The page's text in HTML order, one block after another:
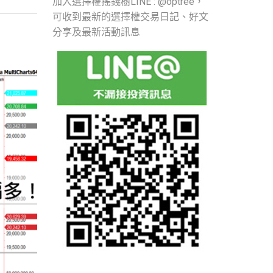
可收到最新的選擇權交易日記、好文
分享及最新活動訊息